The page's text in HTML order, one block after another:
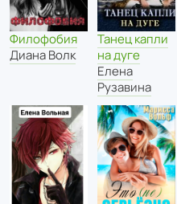
Филофобия
Диана Волк
Танец капли
на дуге
Елена
Рузавина